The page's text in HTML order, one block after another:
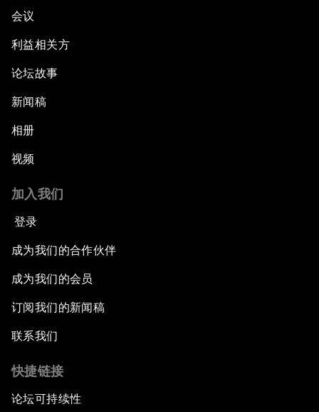
会议
利益相关方
论坛故事
新闻稿
相册
视频
加入我们
登录
成为我们的合作伙伴
成为我们的会员
订阅我们的新闻稿
联系我们
快捷链接
论坛可持续性